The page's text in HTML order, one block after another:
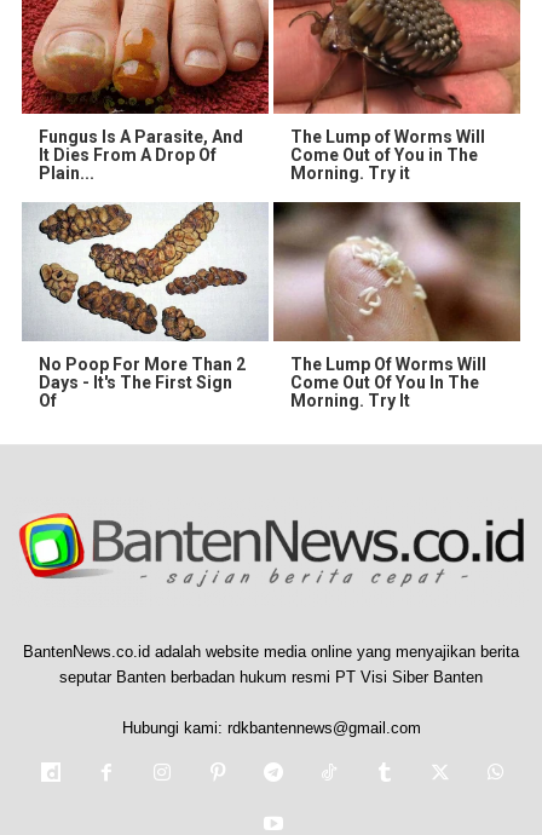
Fungus Is A Parasite, And
It Dies From A Drop Of
Plain...
The Lump of Worms Will
Come Out of You in The
Morning. Try it
No Poop For More Than 2
Days - It's The First Sign
Of
The Lump Of Worms Will
Come Out Of You In The
Morning. Try It
BantenNews.co.id adalah website media online yang menyajikan berita
seputar Banten berbadan hukum resmi PT Visi Siber Banten
Hubungi kami: rdkbantennews@gmail.com